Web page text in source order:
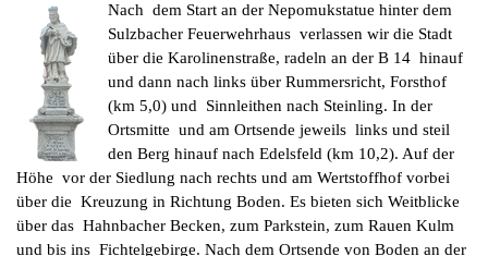
Nach dem Start an der Nepomukstatue hinter dem
Sulzbacher Feuerwehrhaus verlassen wir die Stadt
über die Karolinenstraße, radeln an der B 14 hinauf
und dann nach links über Rummersricht, Forsthof
(km 5,0) und Sinnleithen nach Steinling. In der
Ortsmitte und am Ortsende jeweils links und steil
den Berg hinauf nach Edelsfeld (km 10,2). Auf der
Höhe vor der Siedlung nach rechts und am Wertstoffhof vorbei
über die Kreuzung in Richtung Boden. Es bieten sich Weitblicke
über das Hahnbacher Becken, zum Parkstein, zum Rauen Kulm
und bis ins Fichtelgebirge. Nach dem Ortsende von Boden an der